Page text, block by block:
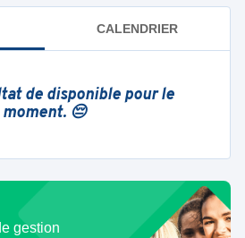
CALENDRIER
de disponible pour le
moment. 😔
gestion